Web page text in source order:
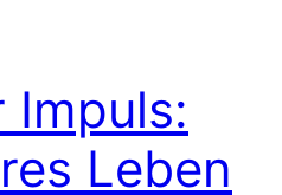
Impuls:
Leben